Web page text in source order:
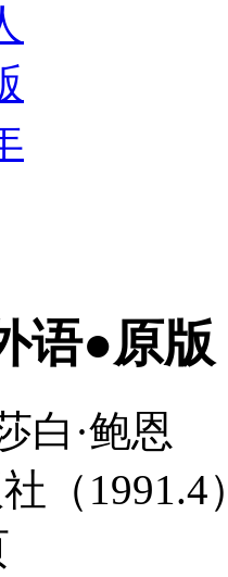
语●原版
白·鲍恩
（1991.4